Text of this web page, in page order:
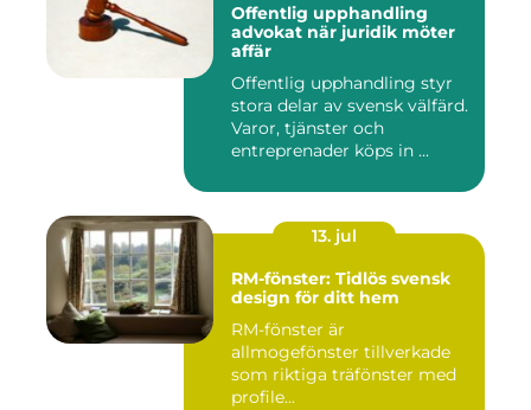
Offentlig upphandling
advokat när juridik möter
affär
Offentlig upphandling styr
stora delar av svensk välfärd.
Varor, tjänster och
entreprenader köps in ...
13. jul
RM-fönster: Tidlös svensk
design för ditt hem
RM-fönster är
allmogefönster tillverkade
som riktiga träfönster med
profile...